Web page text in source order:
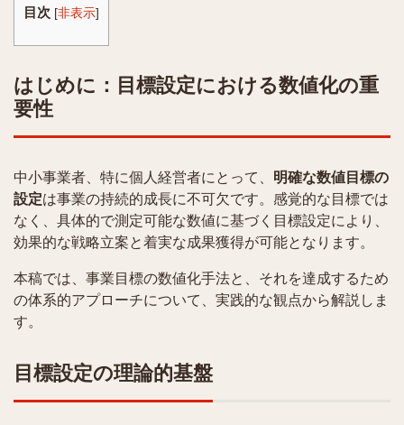
目次 [非表示]
はじめに：目標設定における数値化の重
要性
中小事業者、特に個人経営者にとって、 明確な数値目標の
設定は事業の持続的成長に不可欠です。感覚的な目標では
なく、具体的で測定可能な数値に基づく目標設定により、
効果的な戦略立案と着実な成果獲得が可能となります。
本稿では、事業目標の数値化手法と、それを達成するため
の体系的アプローチについて、実践的な観点から解説しま
す。
目標設定の理論的基盤